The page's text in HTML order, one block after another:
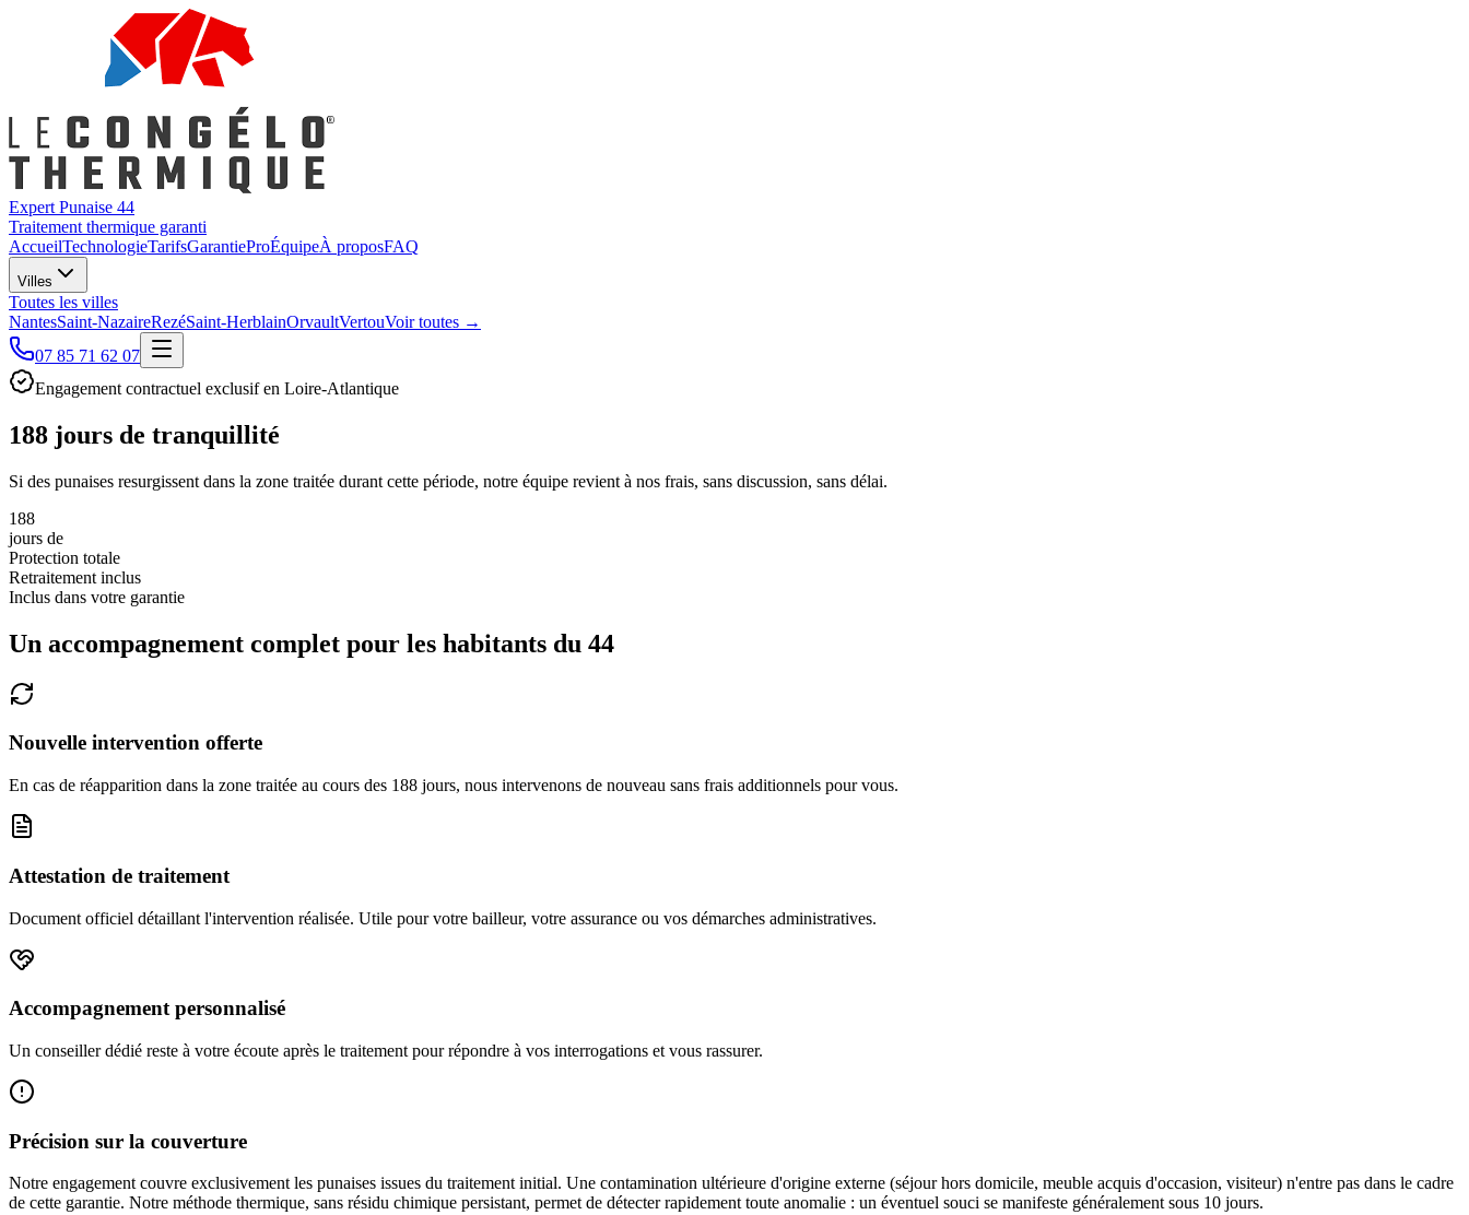
Expert Punaise 44
Traitement thermique garanti
AccueilTechnologieTarifsGarantieProÉquipeÀ proposFAQ
Villes
Toutes les villes
NantesSaint-NazaireRezéSaint-HerblainOrvaultVertouVoir toutes →
07 85 71 62 07
Engagement contractuel exclusif en Loire-Atlantique
188 jours de tranquillité
Si des punaises resurgissent dans la zone traitée durant cette période, notre équipe revient à nos frais, sans discussion, sans délai.
188
jours de
Protection totale
Retraitement inclus
Inclus dans votre garantie
Un accompagnement complet pour les habitants du 44
Nouvelle intervention offerte
En cas de réapparition dans la zone traitée au cours des 188 jours, nous intervenons de nouveau sans frais additionnels pour vous.
Attestation de traitement
Document officiel détaillant l'intervention réalisée. Utile pour votre bailleur, votre assurance ou vos démarches administratives.
Accompagnement personnalisé
Un conseiller dédié reste à votre écoute après le traitement pour répondre à vos interrogations et vous rassurer.
Précision sur la couverture
Notre engagement couvre exclusivement les punaises issues du traitement initial. Une contamination ultérieure d'origine externe (séjour hors domicile, meuble acquis d'occasion, visiteur) n'entre pas dans le cadre
de cette garantie. Notre méthode thermique, sans résidu chimique persistant, permet de détecter rapidement toute anomalie : un éventuel souci se manifeste généralement sous 10 jours.